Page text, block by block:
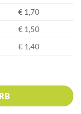
€ 1,70
€ 1,50
€ 1,40